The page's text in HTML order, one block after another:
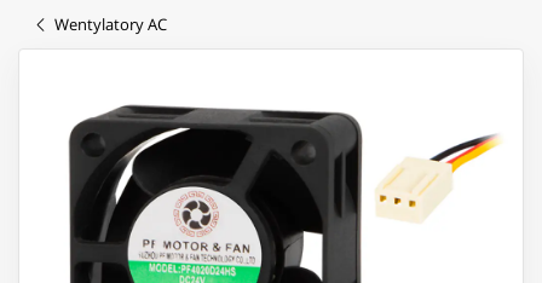
Wentylatory AC